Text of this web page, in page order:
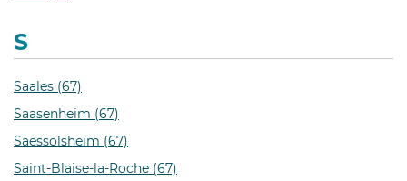
S
Saales (67)
Saasenheim (67)
Saessolsheim (67)
Saint-Blaise-la-Roche (67)